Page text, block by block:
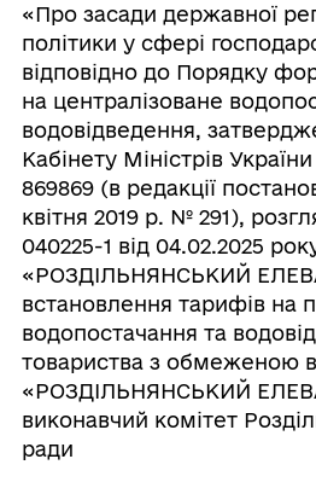
«Про засади державної
політики у сфері
відповідно до Порядку
на централізоване
водовідведення,
Кабінету Міністрів
869869 (в редакції
квітня 2019 р. № 291),
040225-1 від 04.02.2025
«РОЗДІЛЬНЯНСЬКИЙ
встановлення тарифів на
водопостачання та
товариства з обмеженою
«РОЗДІЛЬНЯНСЬКИЙ
виконавчий комітет
ради